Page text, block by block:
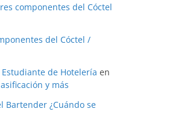
componentes del Cóctel
del Cóctel /
de Hotelería en
y más
Bartender ¿Cuándo se